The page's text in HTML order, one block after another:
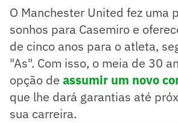
O Manchester United fez uma
sonhos para Casemiro e
de cinco anos para o atleta,
"As". Com isso, o meia de 30
opção de assumir um novo
que lhe dará garantias até
sua carreira.